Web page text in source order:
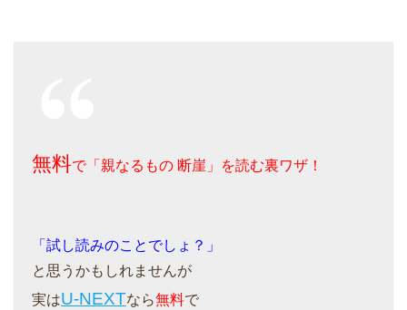
無料で「親なるもの 断崖」を読む裏ワザ！
「試し読みのことでしょ？」
と思うかもしれませんが
実はU-NEXTなら無料で